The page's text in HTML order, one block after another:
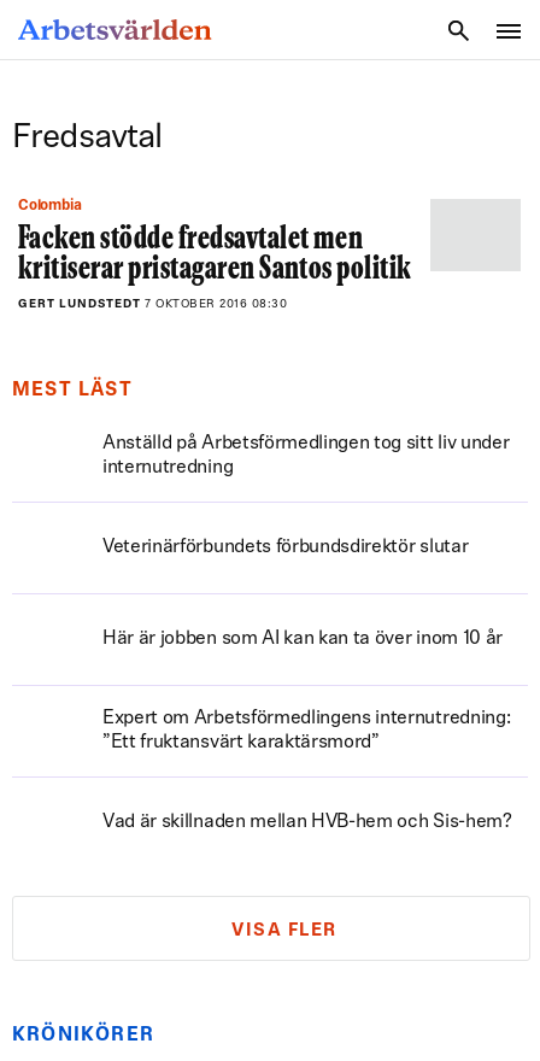
Fredsavtal
Colombia
Facken stödde fredsavtalet men
kritiserar pristagaren Santos politik
GERT LUNDSTEDT 7 OKTOBER 2016 08:30
MEST LÄST
Anställd på Arbetsförmedlingen tog sitt liv under
internutredning
Veterinärförbundets förbundsdirektör slutar
Här är jobben som AI kan kan ta över inom 10 år
Expert om Arbetsförmedlingens internutredning:
”Ett fruktansvärt karaktärsmord”
Vad är skillnaden mellan HVB-hem och Sis-hem?
VISA FLER
KRÖNIKÖRER